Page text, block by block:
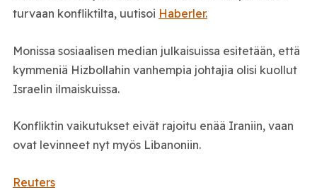
turvaan konfliktilta, uutisoi Haberler.
Monissa sosiaalisen median julkaisuissa esitetään, että
kymmeniä Hizbollahin vanhempia johtajia olisi kuollut
Israelin ilmaiskuissa.
Konfliktin vaikutukset eivät rajoitu enää Iraniin, vaan
ovat levinneet nyt myös Libanoniin.
Reuters